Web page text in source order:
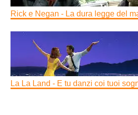
Rick e Negan - La dura legge del
La La Land - E tu danzi coi tuoi